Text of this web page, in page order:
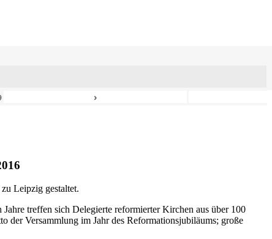
›
Leipzig gestaltet.
Jahre treffen sich Delegierte reformierter Kirchen aus über 100
der Versammlung im Jahr des Reformationsjubiläums; große